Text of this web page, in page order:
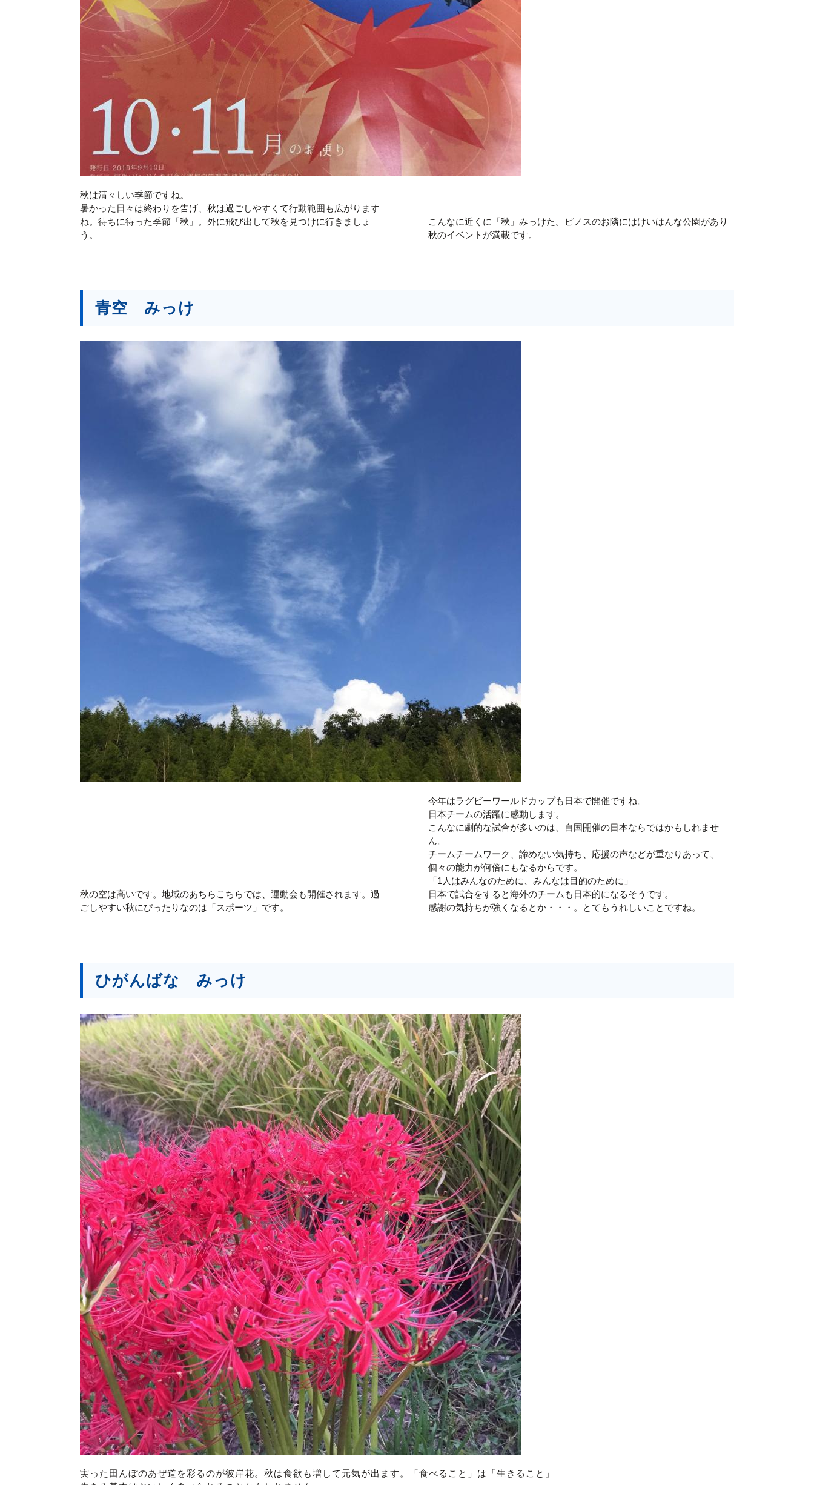
秋は清々しい季節ですね。
暑かった日々は終わりを告げ、秋は過ごしやすくて行動範囲も広がります
ね。待ちに待った季節「秋」。外に飛び出して秋を見つけに行きましょ
う。
こんなに近くに「秋」みっけた。ピノスのお隣にはけいはんな公園があり
秋のイベントが満載です。
青空 みっけ
秋の空は高いです。地域のあちらこちらでは、運動会も開催されます。過
ごしやすい秋にぴったりなのは「スポーツ」です。
今年はラグビーワールドカップも日本で開催ですね。
日本チームの活躍に感動します。
こんなに劇的な試合が多いのは、自国開催の日本ならではかもしれませ
ん。
チームチームワーク、諦めない気持ち、応援の声などが重なりあって、
個々の能力が何倍にもなるからです。
「1人はみんなのために、みんなは目的のために」
日本で試合をすると海外のチームも日本的になるそうです。
感謝の気持ちが強くなるとか・・・。とてもうれしいことですね。
ひがんばな みっけ
実った田んぼのあぜ道を彩るのが彼岸花。秋は食欲も増して元気が出ます。「食べること」は「生きること」